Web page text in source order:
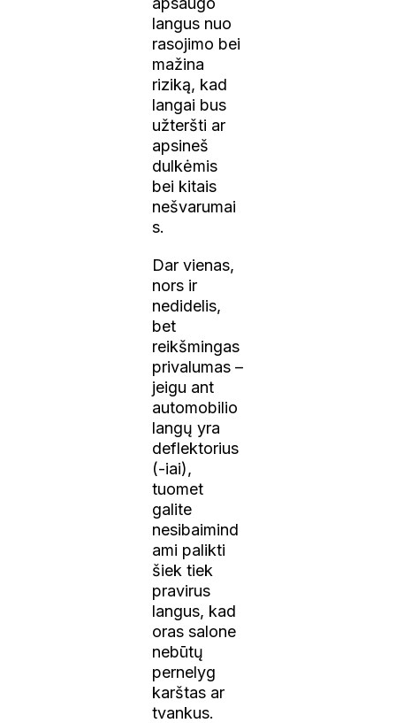
langus nuo
rasojimo bei
mažina
riziką, kad
langai bus
užteršti ar
apsineš
dulkėmis
bei kitais
nešvarumai
s.
Dar vienas,
nors ir
nedidelis,
bet
reikšmingas
privalumas –
jeigu ant
automobilio
langų yra
deflektorius
(-iai),
tuomet
galite
nesibaimind
ami palikti
šiek tiek
pravirus
langus, kad
oras salone
nebūtų
pernelyg
karštas ar
tvankus.